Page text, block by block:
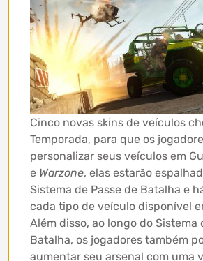
Cinco novas skins de veículos
Temporada, para que os
personalizar seus veículos em
e Warzone, elas estarão
Sistema de Passe de Batalha e
cada tipo de veículo disponível
Além disso, ao longo do Sistema
Batalha, os jogadores também
aumentar seu arsenal com uma